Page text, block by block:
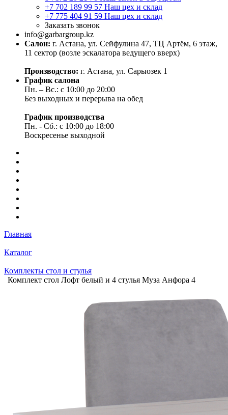
+7 702 189 99 57 Наш цех и склад
+7 775 404 91 59 Наш цех и склад
Заказать звонок
info@garbargroup.kz
Салон: г. Астана, ул. Сейфулина 47, ТЦ Артём, 6 этаж,
11 сектор (возле эскалатора ведущего вверх)
Производство: г. Астана, ул. Сарыозек 1
График салона
Пн. – Вс.: с 10:00 до 20:00
Без выходных и перерыва на обед
График производства
Пн. - Сб.: с 10:00 до 18:00
Воскресенье выходной
Главная
Каталог
Комплекты стол и стулья
Комплект стол Лофт белый и 4 стулья Муза Анфора 4